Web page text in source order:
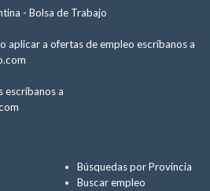
- Bolsa de Trabajo
aplicar a ofertas de empleo escríbanos a
escríbanos a
Búsquedas por Provincia
Buscar empleo